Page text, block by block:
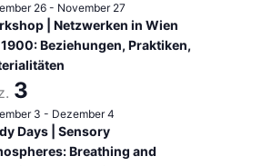
26- November 27
| Netzwerken in Wien
Beziehungen, Praktiken,
3
3 - Dezember 4
Days | Sensory
Breathing and